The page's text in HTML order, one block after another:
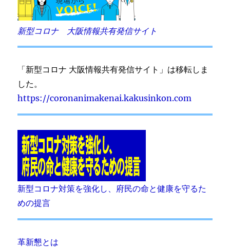
新型コロナ 大阪情報共有発信サイト
「新型コロナ 大阪情報共有発信サイト」は移転しま
した。
https://coronanimakenai.kakusinkon.com
新型コロナ対策を強化し、府民の命と健康を守るた
めの提言
革新懇とは